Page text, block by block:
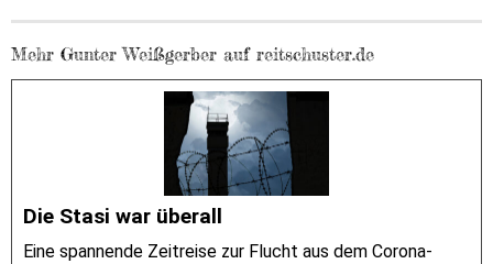
Mehr Gunter Weißgerber auf reitschuster.de
Die Stasi war überall
Eine spannende Zeitreise zur Flucht aus dem Corona-